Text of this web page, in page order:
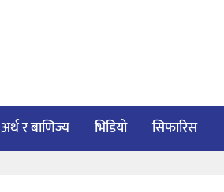
अर्थ र बाणिज्य भिडियो सिफारिस